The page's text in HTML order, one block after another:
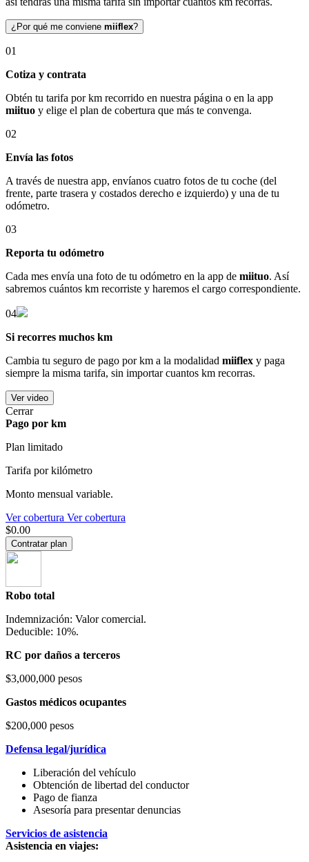
¿Por qué me conviene miiflex?
01
Cotiza y contrata
Obtén tu tarifa por km recorrido en nuestra página o en la app
miituo y elige el plan de cobertura que más te convenga.
02
Envía las fotos
A través de nuestra app, envíanos cuatro fotos de tu coche (del
frente, parte trasera y costados derecho e izquierdo) y una de tu
odómetro.
03
Reporta tu odómetro
Cada mes envía una foto de tu odómetro en la app de miituo. Así
sabremos cuántos km recorriste y haremos el cargo correspondiente.
04
Si recorres muchos km
Cambia tu seguro de pago por km a la modalidad miiflex y paga
siempre la misma tarifa, sin importar cuantos km recorras.
Ver video
Cerrar
Pago por km
Plan limitado
Tarifa por kilómetro
Monto mensual variable.
Ver cobertura Ver cobertura
$0.00
Contratar plan
Robo total
Indemnización: Valor comercial.
Deducible: 10%.
RC por daños a terceros
$3,000,000 pesos
Gastos médicos ocupantes
$200,000 pesos
Defensa legal/jurídica
Liberación del vehículo
Obtención de libertad del conductor
Pago de fianza
Asesoría para presentar denuncias
Servicios de asistencia
Asistencia en viajes: